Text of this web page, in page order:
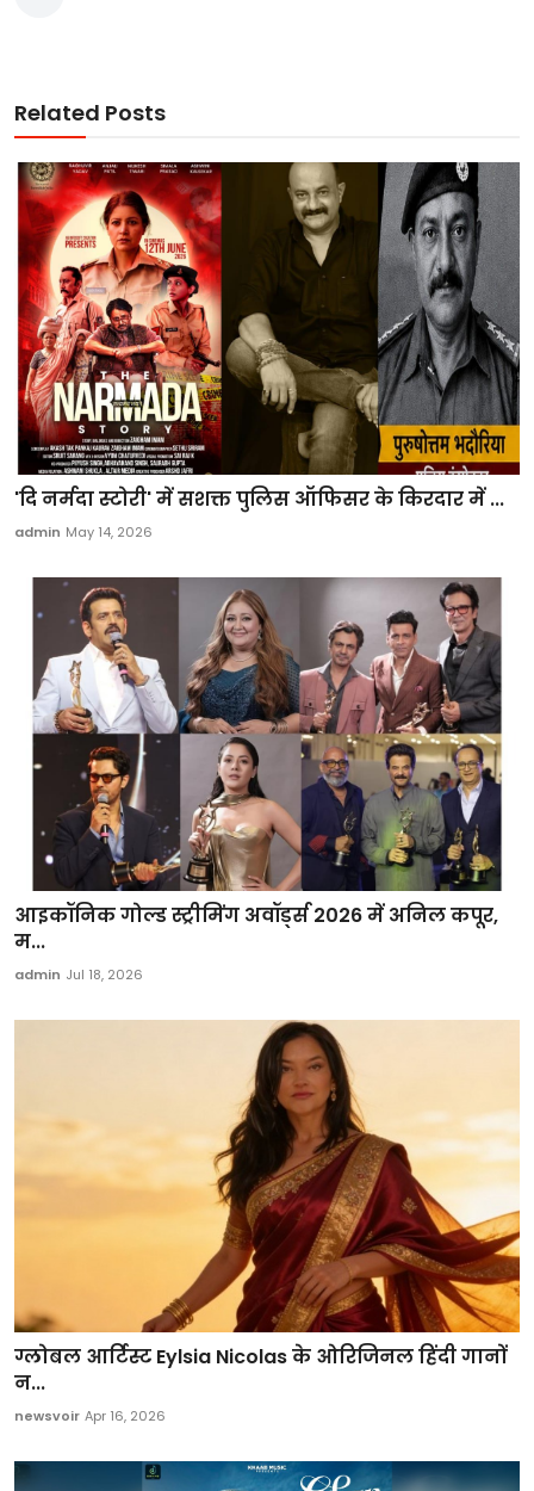
Related Posts
'दि नर्मदा स्टोरी' में सशक्त पुलिस ऑफिसर के किरदार में ...
admin May 14, 2026
आइकॉनिक गोल्ड स्ट्रीमिंग अवॉर्ड्स 2026 में अनिल कपूर,
म...
admin Jul 18, 2026
ग्लोबल आर्टिस्ट Eylsia Nicolas के ओरिजिनल हिंदी गानों
न...
newsvoir Apr 16, 2026